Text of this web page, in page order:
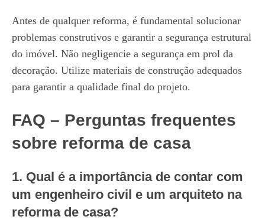
Antes de qualquer reforma, é fundamental solucionar
problemas construtivos e garantir a segurança estrutural
do imóvel. Não negligencie a segurança em prol da
decoração. Utilize materiais de construção adequados
para garantir a qualidade final do projeto.
FAQ – Perguntas frequentes
sobre reforma de casa
1. Qual é a importância de contar com
um engenheiro civil e um arquiteto na
reforma de casa?